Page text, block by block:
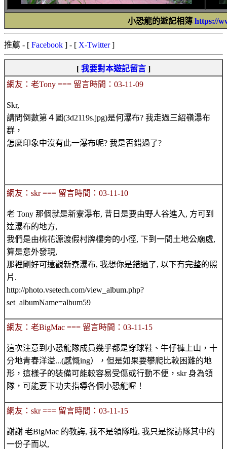
小恐龍的遊記相簿 https://
推薦 - [ Facebook ] - [ X-Twitter]
[ 我要對本遊記留言 ]
網友：老Tony === 留言時間：03-11-09
Skr,
請問倒數第４圖(3d2119s.jpg)是何瀑布? 我走過三紹嶺瀑布
群，
怎麼印象中沒有此一瀑布呢? 我是否錯過了?
網友：skr === 留言時間：03-11-10
老 Tony 那個就是新寮瀑布, 昔日是要由野人谷進入, 方可到
達瀑布的地方,
我們是由桃花源渡假村牌樓旁的小徑, 下到一間土地公廟處,
算是意外發現,
那裡剛好可遠觀新寮瀑布, 我想你是錯過了, 以下有完整的照
片.
http://photo.vsetech.com/view_album.php?
set_albumName=album59
網友：老BigMac === 留言時間：03-11-15
這次注意到小恐龍隊成員幾乎都是穿球鞋、牛仔褲上山，十
分地青春洋溢...(感慨ing），但是如果要攀爬比較困難的地
形，這樣子的裝備可能較容易受傷或行動不便，skr 身為領
隊，可能要下功夫指導各個小恐龍喔！
網友：skr === 留言時間：03-11-15
謝謝 老BigMac 的教誨, 我不是領隊啦, 我只是探訪隊其中的
一份子而以,